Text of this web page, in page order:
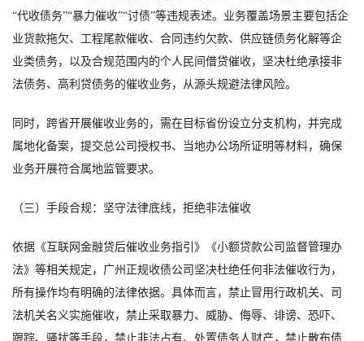
“代收债务”“暴力催收”“讨债”等违规表述。业务覆盖场景主要包括企
业货款拖欠、工程尾款催收、合同违约欠款、供应链债务化解等企
业类债务，以及合规范围内的个人民间借贷催收，坚决杜绝承接非
法债务、高利贷债务的催收业务，从源头规避法律风险。
同时，跨省开展催收业务的，需在目标省份设立分支机构，并完成
属地化备案，提交总公司授权书、当地办公场所证明等材料，确保
业务开展符合属地监管要求。
（三）手段合规：坚守法律底线，拒绝非法催收
依据《互联网金融贷后催收业务指引》《小额贷款公司监督管理办
法》等相关规定，广州正规收债公司坚决杜绝任何非法催收行为，
所有操作均有明确的法律依据。具体而言，禁止冒用行政机关、司
法机关名义实施催收，禁止采取暴力、威胁、侮辱、诽谤、恐吓、
跟踪、骚扰等手段，禁止非法占有、处置债务人财产，禁止散布债